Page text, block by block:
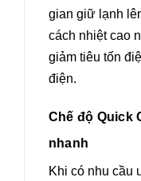
gian giữ lạnh
cách nhiệt cao
giảm tiêu tốn
điện.
Chế độ Quick
nhanh
Khi có nhu cầu